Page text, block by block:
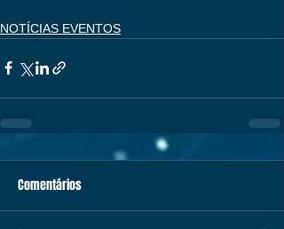
NOTÍCIAS EVENTOS
Comentários